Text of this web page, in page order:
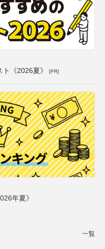
《2026夏》 [PR]
年夏》
一覧